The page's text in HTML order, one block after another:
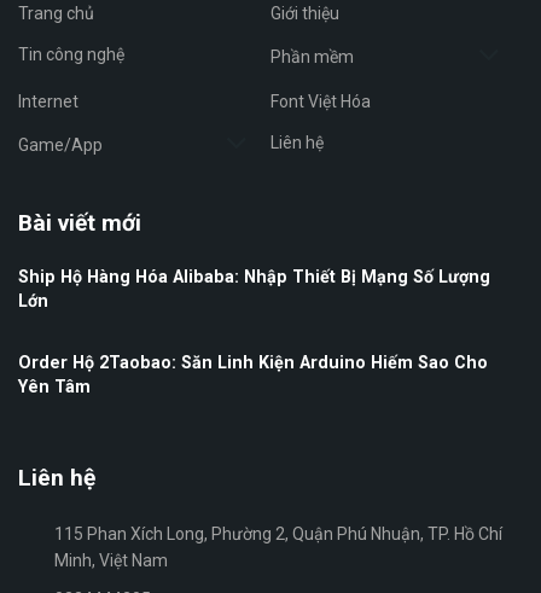
Trang chủ Giới thiệu
Tin công nghệ Phần mềm
Internet Font Việt Hóa
Game/App Liên hệ
Bài viết mới
Ship Hộ Hàng Hóa Alibaba: Nhập Thiết Bị Mạng Số Lượng
Lớn
Order Hộ 2Taobao: Săn Linh Kiện Arduino Hiếm Sao Cho
Yên Tâm
Liên hệ
115 Phan Xích Long, Phường 2, Quận Phú Nhuận, TP. Hồ Chí
Minh, Việt Nam